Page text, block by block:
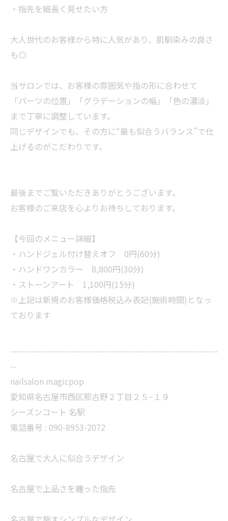
・指先を細長く見せたい方
大人世代のお客様から特に人気があり、肌馴染みの良さ
も◎
当サロンでは、お客様の雰囲気や指の形に合わせて
「パーツの位置」「グラデーションの幅」「色の濃淡」
まで丁寧に調整しています。
同じデザインでも、その方に“最も似合うバランス”で仕
上げるのがこだわりです。
最後までご覧いただきありがとうございます。
お客様のご来店を心よりお待ちしております。
【今回のメニュー詳細】
・ハンドジェル付け替えオフ 0円(60分)
・ハンドワンカラー 8,800円(30分)
・ストーンアート 1,100円(15分)
※上記は新規のお客様価格税込み表記(施術時間)となっ
ております
--------------------------------------------------------------------
--
nailsalon magicpop
愛知県名古屋市西区那古野２丁目２５−１９
シーズンコート 名駅
電話番号 : 090-8953-2072
名古屋で大人に似合うデザイン
名古屋で上品さを纏った指先